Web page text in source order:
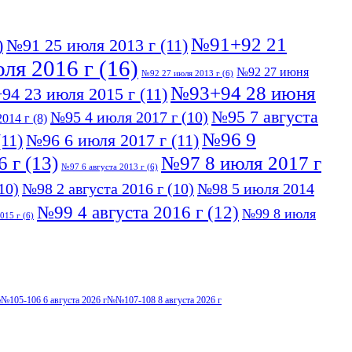
№91 25 июля 2013 г (11)№91+92 21
2016 г (16) №92 27 июля 2013 г (6) №92 27 июня
23 июля 2015 г (11)№93+94 28 июня
г (8) №95 4 июля 2017 г (10) №95 7 августа
№96 6 июля 2017 г (11)№96 9
г (13) №97 6 августа 2013 г (6) №97 8 июля 2017 г
№98 2 августа 2016 г (10) №98 5 июля 2014
г (6) №99 4 августа 2016 г (12) №99 8 июля
106 6 августа 2026 г№№107-108 8 августа 2026 г